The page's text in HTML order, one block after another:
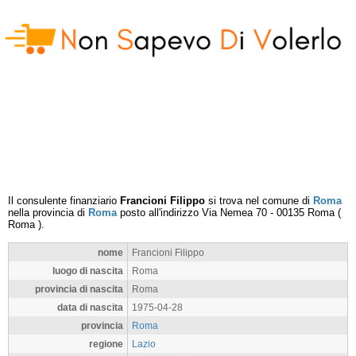
Il consulente finanziario Francioni Filippo si trova nel comune di Roma
nella provincia di Romaposto all'indirizzo Via Nemea 70 - 00135 Roma(
Roma).
nome
Francioni Filippo
luogo di nascita
Roma
provincia di nascita
Roma
data di nascita
1975-04-28
provincia
Roma
regione
Lazio